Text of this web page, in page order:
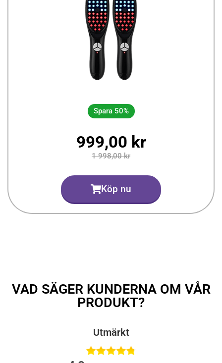
Spara 50%
999,00 kr
1 998,00 kr
Köp nu
VAD SÄGER KUNDERNA OM VÅR
PRODUKT?
Utmärkt